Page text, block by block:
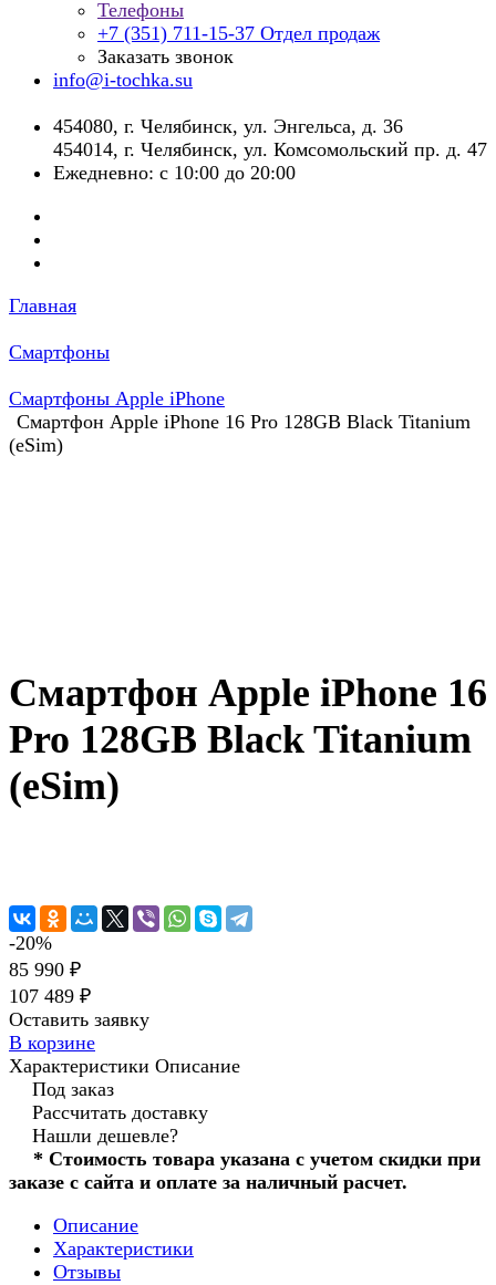
Телефоны
+7 (351) 711-15-37 Отдел продаж
Заказать звонок
info@i-tochka.su
​454080, г. Челябинск, ул. Энгельса, д. 36
454014, г. Челябинск, ул. Комсомольский пр. д. 47
Ежедневно: с 10:00 до 20:00
Главная
Смартфоны
Смартфоны Apple iPhone
Смартфон Apple iPhone 16 Pro 128GB Black Titanium
(eSim)
Смартфон Apple iPhone 16
Pro 128GB Black Titanium
(eSim)
-20%
85 990 ₽
107 489 ₽
Оставить заявку
В корзине
Характеристики Описание
Под заказ
Рассчитать доставку
Нашли дешевле?
* Стоимость товара указана с учетом скидки при
заказе с сайта и оплате за наличный расчет.
Описание
Характеристики
Отзывы